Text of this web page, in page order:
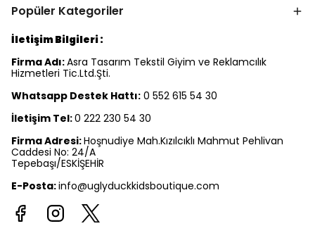
Popüler Kategoriler
İletişim Bilgileri :
Firma Adı:Asra Tasarım Tekstil Giyim ve Reklamcılık
Hizmetleri Tic.Ltd.Şti.
Whatsapp Destek Hattı: 0 552 615 54 30
İletişim Tel:0 222 230 54 30
Firma Adresi:Hoşnudiye Mah.Kızılcıklı Mahmut Pehlivan
Caddesi No: 24/A
Tepebaşı/ESKİŞEHİR
E-Posta:info@uglyduckkidsboutique.com